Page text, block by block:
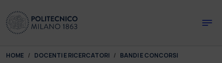
You are here:
HOME DOCENTI E RICERCATORI
BANDI E CONCORSI